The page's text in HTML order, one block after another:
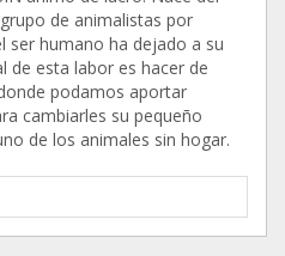
de animalistas por
ser humano ha dejado a su
de esta labor es hacer de
podamos aportar
cambiarles su pequeño
de los animales sin hogar.